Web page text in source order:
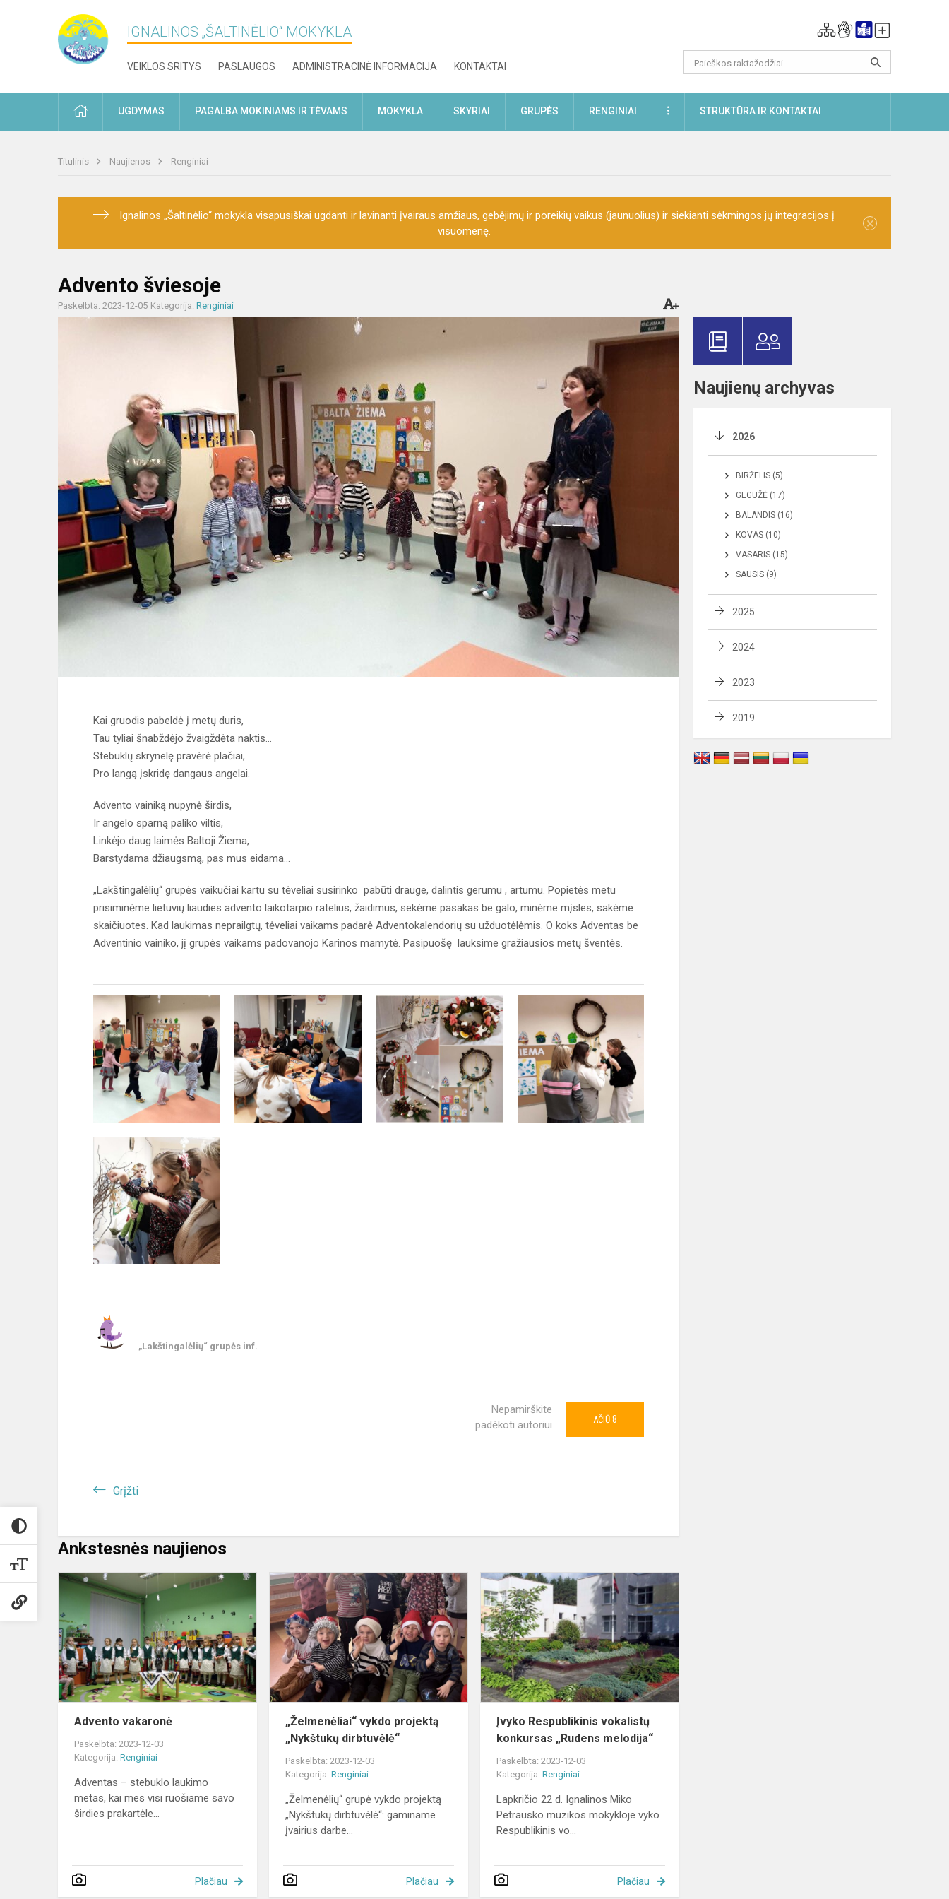
IGNALINOS „ŠALTINĖLIO“ MOKYKLA
VEIKLOS SRITYS PASLAUGOS ADMINISTRACINĖ INFORMACIJA KONTAKTAI
PRADŽIAUGDYMAS PAGALBA MOKINIAMS IR TĖVAMS MOKYKLA SKYRIAI GRUPĖS RENGINIAI DAUGIAUSTRUKTŪRA IR KONTAKTAI
Titulinis Naujienos Renginiai
Ignalinos „Šaltinėlio“ mokykla visapusiškai ugdanti ir lavinanti įvairaus amžiaus, gebėjimų ir poreikių vaikus (jaunuolius) ir siekianti sėkmingos jų integracijos į
visuomenę.
×
Advento šviesoje
Paskelbta: 2023-12-05 Kategorija: Renginiai
Kai gruodis pabeldė į metų duris,
Tau tyliai šnabždėjo žvaigždėta naktis...
Stebuklų skrynelę pravėrė plačiai,
Pro langą įskridę dangaus angelai.
Advento vainiką nupynė širdis,
Ir angelo sparną paliko viltis,
Linkėjo daug laimės Baltoji Žiema,
Barstydama džiaugsmą, pas mus eidama...
„Lakštingalėlių“ grupės vaikučiai kartu su tėveliai susirinko pabūti drauge, dalintis gerumu , artumu. Popietės metu
prisiminėme lietuvių liaudies advento laikotarpio ratelius, žaidimus, sekėme pasakas be galo, minėme mįsles, sakėme
skaičiuotes. Kad laukimas neprailgtų, tėveliai vaikams padarė Adventokalendorių su užduotėlėmis. O koks Adventas be
Adventinio vainiko, jį grupės vaikams padovanojo Karinos mamytė. Pasipuošę lauksime gražiausios metų šventės.
„Lakštingalėlių“ grupės inf.
Nepamirškite
padėkoti autoriui
AČIŪ 8
Grįžti
Ankstesnės naujienos
Advento
vakaronė
Advento vakaronė
Paskelbta: 2023-12-03
Kategorija: Renginiai
Adventas – stebuklo laukimo
metas, kai mes visi ruošiame savo
širdies prakartėle...
Plačiau
„Želmenėliai“
vykdo
projektą
„Nykštukų
dirbtuvėlė“
„Želmenėliai“ vykdo projektą
„Nykštukų dirbtuvėlė“
Paskelbta: 2023-12-03
Kategorija:Renginiai
„Želmenėlių“ grupė vykdo projektą
„Nykštukų dirbtuvėlė“: gaminame
įvairius darbe...
Plačiau
Įvyko
vokalistų
konkursas
„Rudens
melodija“
Įvyko Respublikinis vokalistų
konkursas „Rudens melodija“
Paskelbta: 2023-12-03
Kategorija:Renginiai
Lapkričio 22 d. Ignalinos Miko
Petrausko muzikos mokykloje vyko
Respublikinis vo...
Plačiau
Naujienų archyvas
2026
BIRŽELIS (5)
GEGUŽĖ (17)
BALANDIS (16)
KOVAS (10)
VASARIS (15)
SAUSIS (9)
2025
2024
2023
2019